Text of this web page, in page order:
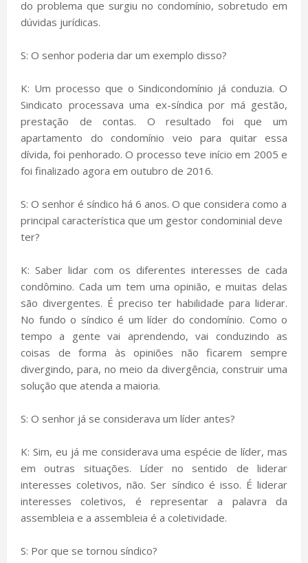
do problema que surgiu no condomínio, sobretudo em
dúvidas jurídicas.
S: O senhor poderia dar um exemplo disso?
K: Um processo que o Sindicondomínio já conduzia. O
Sindicato processava uma ex-síndica por má gestão,
prestação de contas. O resultado foi que um
apartamento do condomínio veio para quitar essa
dívida, foi penhorado. O processo teve início em 2005 e
foi finalizado agora em outubro de 2016.
S: O senhor é síndico há 6 anos. O que considera como a
principal característica que um gestor condominial deve
ter?
K: Saber lidar com os diferentes interesses de cada
condômino. Cada um tem uma opinião, e muitas delas
são divergentes. É preciso ter habilidade para liderar.
No fundo o síndico é um líder do condomínio. Como o
tempo a gente vai aprendendo, vai conduzindo as
coisas de forma às opiniões não ficarem sempre
divergindo, para, no meio da divergência, construir uma
solução que atenda a maioria.
S: O senhor já se considerava um líder antes?
K: Sim, eu já me considerava uma espécie de líder, mas
em outras situações. Líder no sentido de liderar
interesses coletivos, não. Ser síndico é isso. É liderar
interesses coletivos, é representar a palavra da
assembleia e a assembleia é a coletividade.
S: Por que se tornou síndico?